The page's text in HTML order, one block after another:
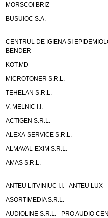
MORSCOI BRIZ
BUSUIOC S.A.
CENTRUL DE IGIENA SI
BENDER
KOT.MD
MICROTONER S.R.L.
TEHELAN S.R.L.
V. MELNIC I.I.
ACTIGEN S.R.L.
ALEXA-SERVICE S.R.L.
ALMAVAL-EXIM S.R.L.
AMAS S.R.L.
ANTEU LITVINIUC I.I. - ANTEU LUX
ASORTIMEDIA S.R.L.
AUDIOLINE S.R.L. - PRO AUDIO